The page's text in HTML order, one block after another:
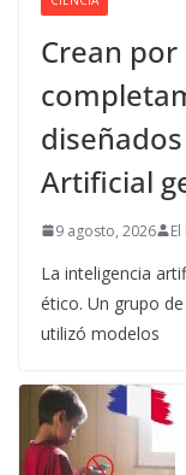
Crean
Artificial
9 agosto, 2026
La inteligencia
ético. Un grupo
utilizó modelos